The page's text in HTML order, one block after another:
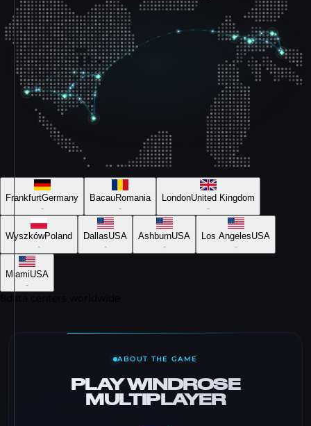
FrankfurtGermany
-
BacauRomania
-
LondonUnited Kingdom
-
WyszkówPoland
-
DallasUSA
-
AshburnUSA
-
Los AngelesUSA
-
MiamiUSA
-
ABOUT THE GAME
PLAY WINDROSE
MULTIPLAYER